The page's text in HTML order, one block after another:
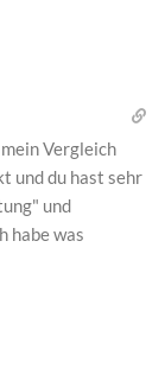
Vergleich
und du hast sehr
und
habe was